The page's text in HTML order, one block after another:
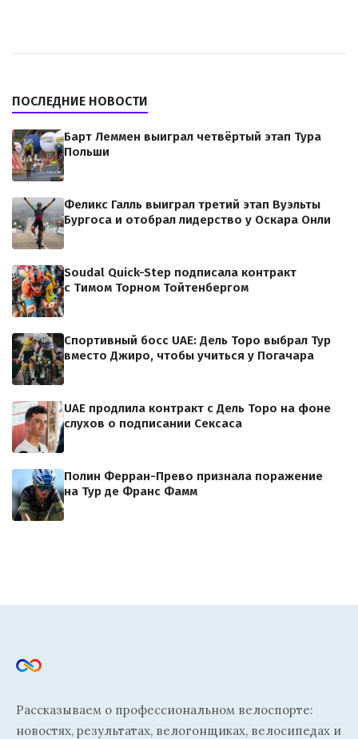
ПОСЛЕДНИЕ НОВОСТИ
Барт Леммен выиграл четвёртый этап Тура
Польши
Феликс Галль выиграл третий этап Вуэльты
Бургоса и отобрал лидерство у Оскара Онли
Soudal Quick-Step подписала контракт
с Тимом Торном Тойтенбергом
Спортивный босс UAE: Дель Торо выбрал Тур
вместо Джиро, чтобы учиться у Погачара
UAE продлила контракт с Дель Торо на фоне
слухов о подписании Сексаса
Полин Ферран-Прево признала поражение
на Тур де Франс Фамм
Рассказываем о профессиональном велоспорте:
новостях, результатах, велогонщиках, велосипедах и